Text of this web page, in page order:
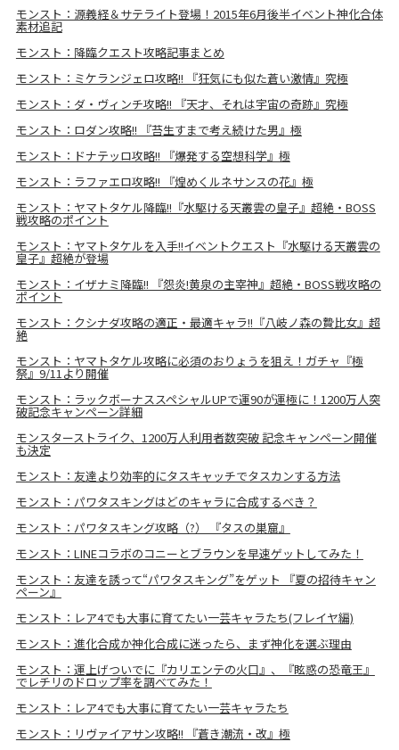
モンスト：源義経＆サテライト登場！2015年6月後半イベント神化合体
素材追記
モンスト：降臨クエスト攻略記事まとめ
モンスト：ミケランジェロ攻略!! 『狂気にも似た蒼い激情』究極
モンスト：ダ・ヴィンチ攻略!! 『天才、それは宇宙の奇跡』究極
モンスト：ロダン攻略!! 『苔生すまで考え続けた男』極
モンスト：ドナテッロ攻略!! 『爆発する空想科学』極
モンスト：ラファエロ攻略!! 『煌めくルネサンスの花』極
モンスト：ヤマトタケル降臨!!『水駆ける天叢雲の皇子』超絶・BOSS
戦攻略のポイント
モンスト：ヤマトタケルを入手!!イベントクエスト『水駆ける天叢雲の
皇子』超絶が登場
モンスト：イザナミ降臨!! 『怨炎!黄泉の主宰神』超絶・BOSS戦攻略の
ポイント
モンスト：クシナダ攻略の適正・最適キャラ!!『八岐ノ森の贄比女』超
絶
モンスト：ヤマトタケル攻略に必須のおりょうを狙え！ガチャ『極
祭』9/11より開催
モンスト：ラックボーナススペシャルUPで運90が運極に！1200万人突
破記念キャンペーン詳細
モンスターストライク、1200万人利用者数突破 記念キャンペーン開催
も決定
モンスト：友達より効率的にタスキャッチでタスカンする方法
モンスト：パワタスキングはどのキャラに合成するべき？
モンスト：パワタスキング攻略（?） 『タスの巣窟』
モンスト：LINEコラボのコニーとブラウンを早速ゲットしてみた！
モンスト：友達を誘って“パワタスキング”をゲット 『夏の招待キャン
ペーン』
モンスト：レア4でも大事に育てたい一芸キャラたち(フレイヤ編)
モンスト：進化合成か神化合成に迷ったら、まず神化を選ぶ理由
モンスト：運上げついでに『カリエンテの火口』、『眩惑の恐竜王』
でレチリのドロップ率を調べてみた！
モンスト：レア4でも大事に育てたい一芸キャラたち
モンスト：リヴァイアサン攻略!! 『蒼き潮流・改』極